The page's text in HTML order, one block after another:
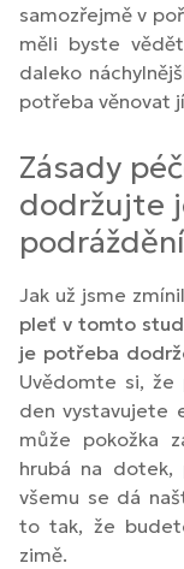
samozřejmě v
měli byste
daleko
potřeba věnovat
Zásady
dodržujte
Jak už jsme
pleť v tomto
je potřeba
Uvědomte si,
den vystavujete
může pokožka
hrubá na dotek,
všemu se dá
to tak, že
zimě.